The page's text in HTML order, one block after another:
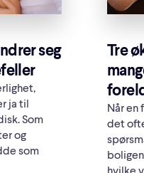
seg
ja til
Som
og
som
Tre
Når
det